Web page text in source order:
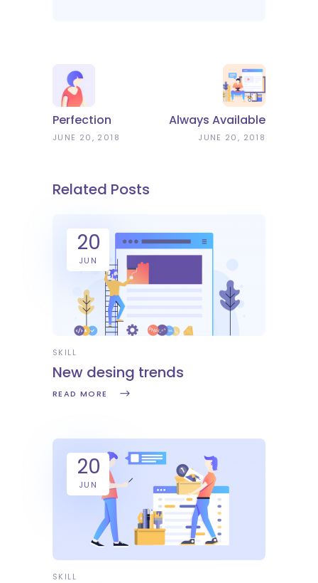
Perfection
JUNE 20, 2018
Always Available
JUNE 20, 2018
Related Posts
20
JUN
SKILL
New desing trends
READ MORE
20
JUN
SKILL